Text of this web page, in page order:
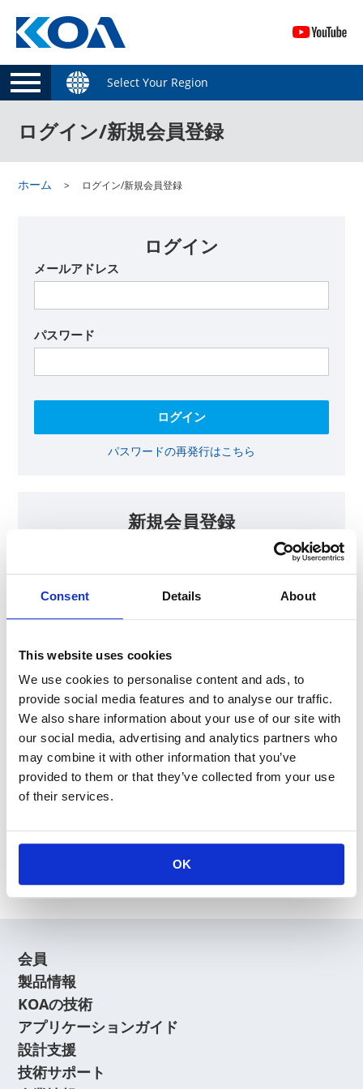
Consent Details About
This website uses cookies
We use cookies to personalise content and ads, to
provide social media features and to analyse our traffic.
We also share information about your use of our site with
our social media, advertising and analytics partners who
may combine it with other information that you’ve
provided to them or that they’ve collected from your use
of their services.
OK
Select Your Region
ログイン/新規会員登録
ホーム ログイン/新規会員登録
ログイン
メールアドレス
パスワード
パスワードの再発行はこちら
新規会員登録
KOAの会員ページでは、回路設計等に​お役立ていただける最新情報
をご提供しております。​会員登録いただいた方には、各種ご案内を
メールにてお届けいたします。
【会員限定コンテンツ】
抵抗器 温度分布シミュレータ
最新技術セミナー動画・資料
KOA Thermal Design Technology
会員登録に関するよくあるご質問はこちら
会員
製品情報
KOAの技術
アプリケーションガイド
設計支援
技術サポート